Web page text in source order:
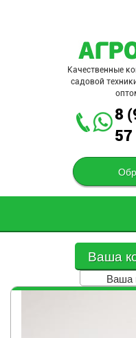
Качественные
садовой
8
57
Ваша
Ваша